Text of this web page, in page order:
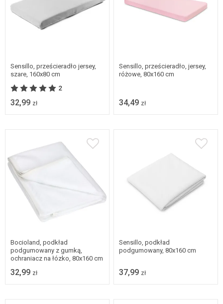
Sensillo, prześcieradło jersey,
szare, 160x80 cm
2
32,99 zł
Sensillo, prześcieradło, jersey,
różowe, 80x160 cm
34,49 zł
Bocioland, podkład
podgumowany z gumką,
ochraniacz na łózko, 80x160 cm
32,99 zł
Sensillo, podkład
podgumowany, 80x160 cm
37,99 zł